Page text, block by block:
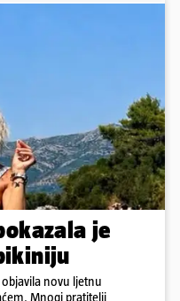
je
novu ljetnu
Mnogi pratitelji